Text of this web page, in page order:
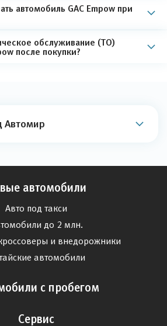
автомобиль GAC Empow при
обслуживание (ТО)
после покупки?
Автомир
автомобили
Авто под такси
до 2 млн.
и внедорожники
автомобили
с пробегом
Сервис